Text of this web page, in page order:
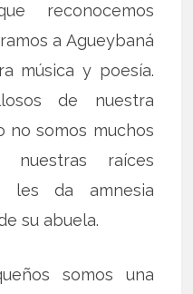
reconocemos
a Agueybaná
música y poesía.
de nuestra
no somos muchos
nuestras raíces
les da amnesia
su abuela.
somos una